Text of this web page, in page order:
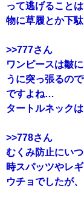
って逃げること
物に草履とか下
>>777さん
ワンピースは皺
うに突っ張るの
ですよね…
タートルネック
>>778さん
むくみ防止にい
時スパッツやレ
ウチョでしたが